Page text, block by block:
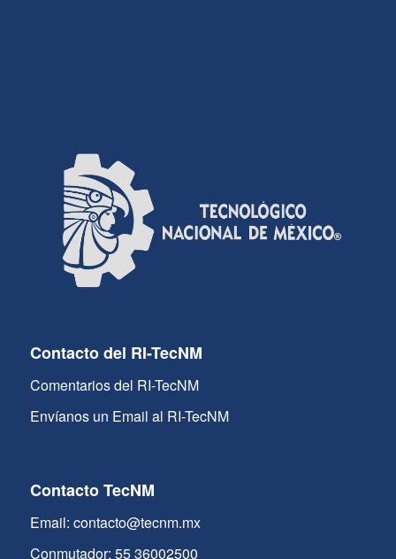
Contacto del RI-TecNM
Comentarios del RI-TecNM
Envíanos un Email al RI-TecNM
Contacto TecNM
Email: contacto@tecnm.mx
Conmutador: 55 36002500